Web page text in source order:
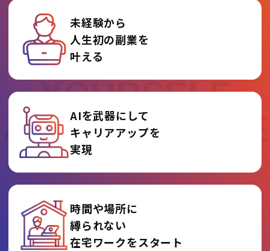
REINVENT
YOURSELF
AT AI COLLEGE
未経験から
人生初の副業を
叶える
AIを武器にして
キャリアアップを
実現
時間や場所に
縛られない
在宅ワークをスタート